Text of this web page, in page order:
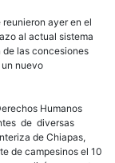
ayer en el
al actual sistema
las concesiones
nuevo
Humanos
de diversas
de Chiapas,
de campesinos el 10